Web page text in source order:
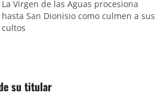
La Virgen de las Aguas procesiona
hasta San Dionisio como culmen a sus
cultos
su titular